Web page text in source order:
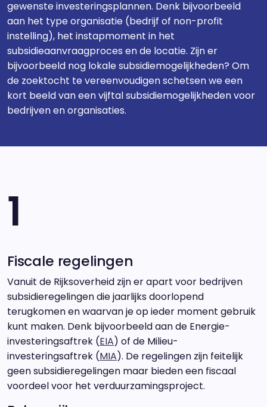
gewenste investeringsplannen. Denk bijvoorbeeld
aan het type organisatie (bedrijf of non-profit
instelling), het instapmoment in het
subsidieaanvraagproces en de locatie. Zijn er
bijvoorbeeld nog lokale subsidiemogelijkheden? Om
de zoektocht te vereenvoudigen schetsen we een
kort beeld van een vijftal subsidiemogelijkheden voor
bedrijven en organisaties.
1
Fiscale regelingen
Vanuit de Rijksoverheid zijn er apart voor bedrijven
subsidieregelingen die jaarlijks doorlopend
terugkomen en waarvan je op ieder moment gebruik
kunt maken. Denk bijvoorbeeld aan de Energie-
investeringsaftrek (EIA) of de Milieu-
investeringsaftrek (MIA). De regelingen zijn feitelijk
geen subsidieregelingen maar bieden een fiscaal
voordeel voor het verduurzamingsproject.